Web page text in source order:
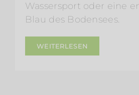
Wassersport oder eine
Blau des Bodensees.
WEITERLESEN